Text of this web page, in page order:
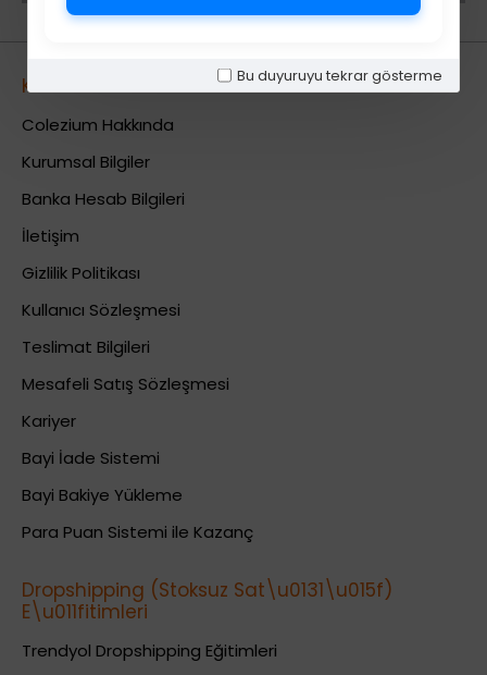
Bu duyuruyu tekrar gösterme
Kurumsal
Colezium Hakkında
Kurumsal Bilgiler
Banka Hesab Bilgileri
İletişim
Gizlilik Politikası
Kullanıcı Sözleşmesi
Teslimat Bilgileri
Mesafeli Satış Sözleşmesi
Kariyer
Bayi İade Sistemi
Bayi Bakiye Yükleme
Para Puan Sistemi ile Kazanç
Dropshipping (Stoksuz Sat\u0131\u015f)
E\u011fitimleri
Trendyol Dropshipping Eğitimleri